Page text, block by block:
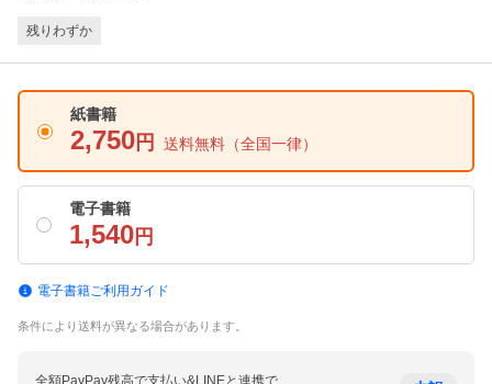
残りわずか
紙書籍
2,750 円 送料無料 （全国一律）
電子書籍
1,540 円
電子書籍ご利用ガイド
条件により送料が異なる場合があります。
全額PayPay残高で支払い&LINEと連携で